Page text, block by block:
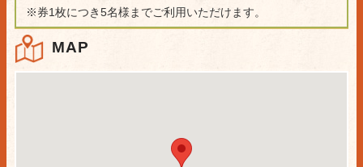
※券1枚につき5名様までご利用いただけます。
MAP